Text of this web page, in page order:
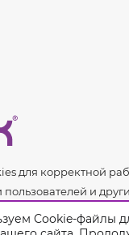
для корректной
и
Cookie-файлы